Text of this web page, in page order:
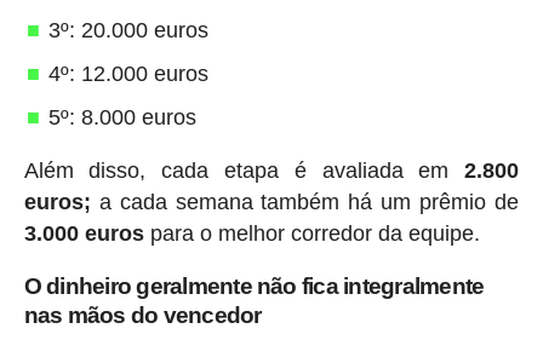
3º: 20.000 euros
4º: 12.000 euros
5º: 8.000 euros
Além disso, cada etapa é avaliada em2.800
euros; a cada semana também há um prêmio de
3.000 eurospara o melhor corredor da equipe.
O dinheiro geralmente não fica integralmente
nas mãos do vencedor